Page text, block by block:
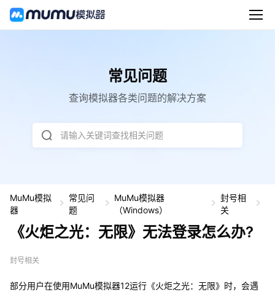
常见问题
查询模拟器各类问题的解决方案
请输入关键词查找相关问题
MuMu模拟
器
常见问
题
MuMu模拟器
（Windows）
封号相
关
《火炬之光：无限》无法登录怎么办?
封号相关
部分用户在使用MuMu模拟器12运行《火炬之光：无限》时，会遇